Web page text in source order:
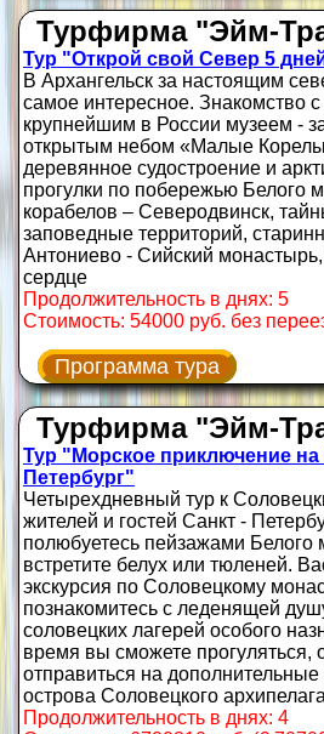
Турфирма "Эйм-
Тур "Открой свой Север 5
В Архангельск за настоящим
самое интересное. Знакомство
крупнейшим в России музеем -
открытым небом «Малые
деревянное судостроение и
прогулки по побережью Белого
корабелов – Северодвинск,
заповедные территорий,
Антониево - Сийский
сердце
Продолжительность в днях: 5
Стоимость: 54000 руб. без
Программа тура
Турфирма "Эйм-
Тур "Морское приключение на
Петербург"
Четырехдневный тур к
жителей и гостей Санкт -
полюбуетесь пейзажами Белого
встретите белух или тюленей.
экскурсия по Соловецкому
познакомитесь с леденящей
соловецких лагерей особого
время вы сможете прогуляться,
отправиться на
острова Соловецкого
Продолжительность в днях: 4